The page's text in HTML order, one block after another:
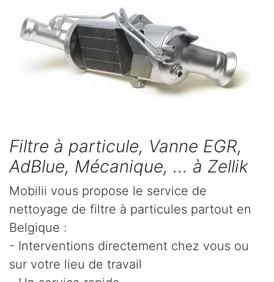
Filtre à particule, Vanne EGR,
AdBlue, Mécanique, ... à Zellik
Mobilii vous propose le service de
nettoyage de filtre à particules partout en
Belgique :
- Interventions directement chez vous ou
sur votre lieu de travail